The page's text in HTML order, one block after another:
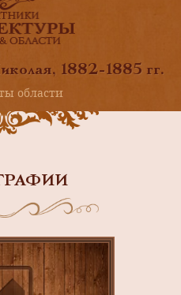
1882-1885 гг.
области